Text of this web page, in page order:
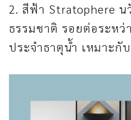
2. สีฟ้า Stratophere
ธรรมชาติ รอยต่อระห
ประจำธาตุน้ำ เหมาะ